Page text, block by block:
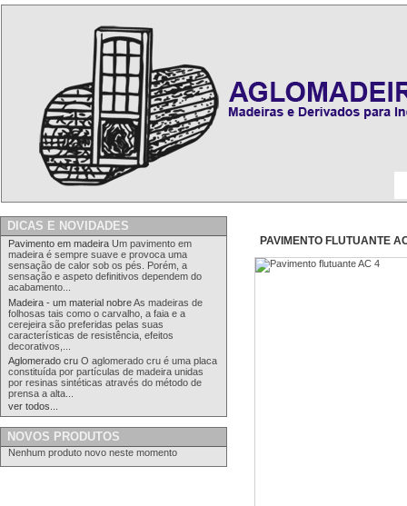
DICAS E NOVIDADES
Pavimento em madeira Um pavimento em
madeira é sempre suave e provoca uma
sensação de calor sob os pés. Porém, a
sensação e aspeto definitivos dependem do
acabamento...
Madeira - um material nobreAs madeiras de
folhosas tais como o carvalho, a faia e a
cerejeira são preferidas pelas suas
características de resistência, efeitos
decorativos,...
Aglomerado cru O aglomerado cru é uma placa
constituída por partículas de madeira unidas
por resinas sintéticas através do método de
prensa a alta...
ver todos...
NOVOS PRODUTOS
Nenhum produto novo neste momento
PAVIMENTO FLUTUANTE